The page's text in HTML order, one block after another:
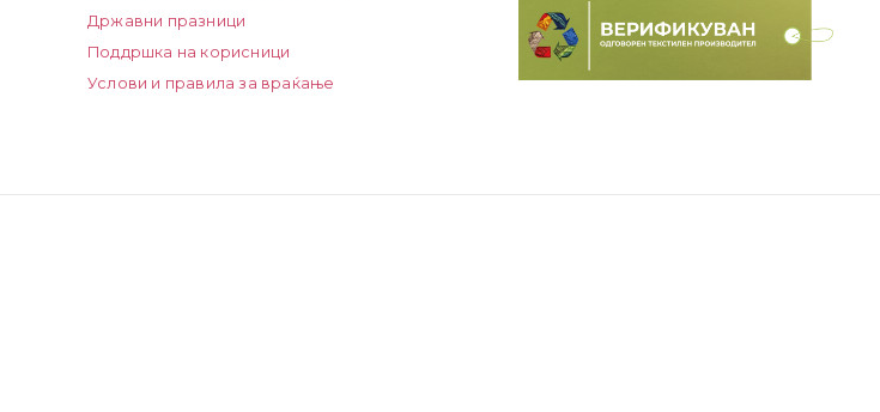
Државни празници
Поддршка на корисници
Услови и правила за враќање